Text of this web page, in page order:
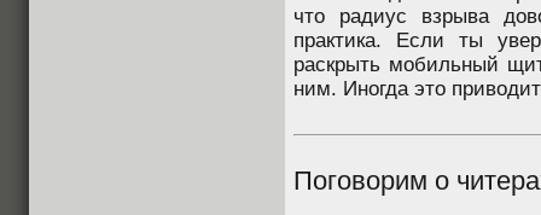
что радиус взрыва
практика. Если ты
раскрыть мобильный
ним. Иногда это
Поговорим о